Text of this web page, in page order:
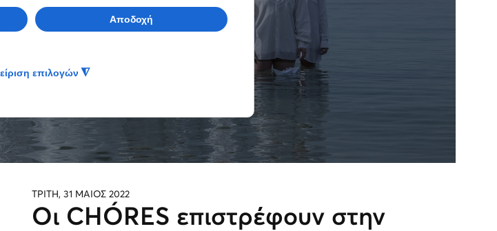
ΤΡΙΤΗ, 31 ΜΑΙΟΣ 2022
Οι CHÓRES επιστρέφουν στην